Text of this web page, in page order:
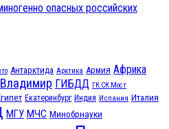
опасных российских
Антарктида Арктика Армия Африка
Владимир ГИБДД ГК СК Мост
Екатеринбург Индия Испания Италия
МГУ МЧС Минобрнауки